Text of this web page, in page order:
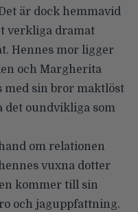
är dock hemmavid
verkliga dramat
Hennes mor ligger
och Margherita
med sin bror maktlöst
det oundvikliga som
om relationen
vuxna dotter
kommer till sin
och jaguppfattning.